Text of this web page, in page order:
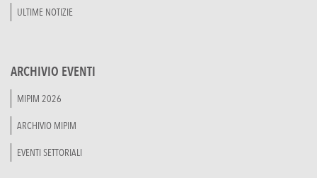
ULTIME NOTIZIE
ARCHIVIO EVENTI
MIPIM 2026
ARCHIVIO MIPIM
EVENTI SETTORIALI